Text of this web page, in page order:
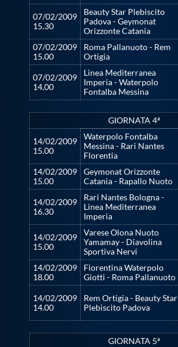
07/02/2009
15.30
Beauty Star Plebiscito
Padova - Geymonat
Orizzonte Catania
07/02/2009
15.00
Roma Pallanuoto - Rem
Ortigia
07/02/2009
14.00
Linea Mediterranea
Imperia - Waterpolo
Fontalba Messina
GIORNATA 4ª
14/02/2009
15.00
Waterpolo Fontalba
Messina - Rari Nantes
Florentia
14/02/2009
15.00
Geymonat Orizzonte
Catania - Rapallo Nuoto
14/02/2009
16.30
Rari Nantes Bologna -
Linea Mediterranea
Imperia
14/02/2009
15.00
Varese Olona Nuoto
Yamamay - Diavolina
Sportiva Nervi
14/02/2009
18.00
Fiorentina Waterpolo
Giotti - Roma Pallanuoto
14/02/2009
14.00
Rem Ortigia - Beauty Star
Plebiscito Padova
GIORNATA 5ª